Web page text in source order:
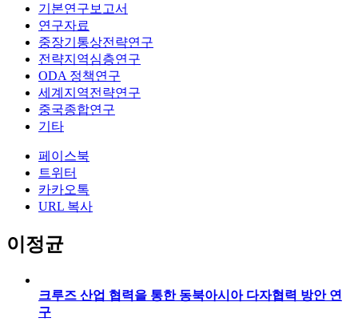
기본연구보고서
연구자료
중장기통상전략연구
전략지역심층연구
ODA 정책연구
세계지역전략연구
중국종합연구
기타
페이스북
트위터
카카오톡
URL 복사
이정균
크루즈 산업 협력을 통한 동북아시아 다자협력 방안 연
구